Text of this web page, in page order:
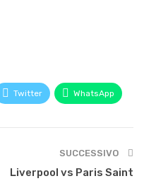
Twitter WhatsApp
SUCCESSIVO
Liverpool vs Paris Saint